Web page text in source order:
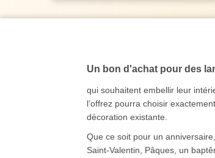
Un bon d'achat pour des
qui souhaitent embellir leur
l’offrez pourra choisir
décoration existante.
Que ce soit pour un
Saint-Valentin, Pâques, un